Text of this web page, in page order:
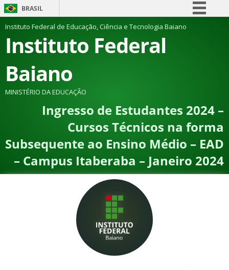
BRASIL
Simplifique!
Comunica BR
Canais
Instituto Federal de Educação, Ciência e Tecnologia Baiano
Instituto Federal
Baiano
MINISTÉRIO DA EDUCAÇÃO
Ingresso de Estudantes 2024 –
Cursos Técnicos na forma
Subsequente ao Ensino Médio – EAD
– Campus Itaberaba – Janeiro 2024